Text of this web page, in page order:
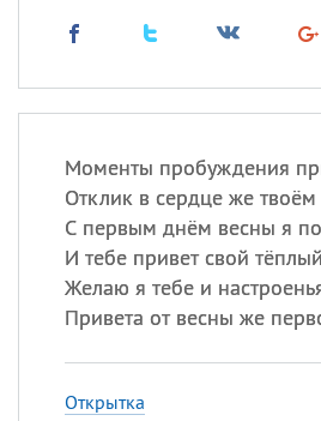
Моменты пробуждения
Отклик в сердце же
С первым днём весны я
И тебе привет свой
Желаю я тебе и
Привета от весны же
Открытка